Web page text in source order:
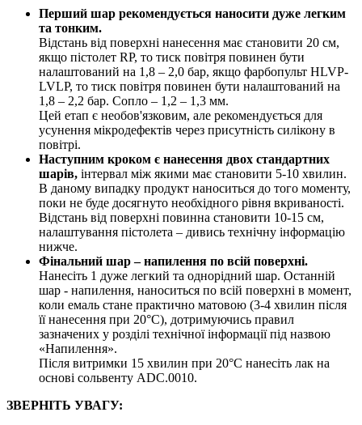
Перший шар рекомендується наносити дуже легким
та тонким.
Відстань від поверхні нанесення має становити 20 см,
якщо пістолет RP, то тиск повітря повинен бути
налаштований на 1,8 – 2,0 бар, якщо фарбопульт HLVP-
LVLP, то тиск повітря повинен бути налаштований на
1,8 – 2,2 бар. Сопло – 1,2 – 1,3 мм.
Цей етап є необов'язковим, але рекомендується для
усунення мікродефектів через присутність силікону в
повітрі.
Наступним кроком є нанесення двох стандартних
шарів, інтервал між якими має становити 5-10 хвилин.
В даному випадку продукт наноситься до того моменту,
поки не буде досягнуто необхідного рівня вкриваності.
Відстань від поверхні повинна становити 10-15 см,
налаштування пістолета – дивись технічну інформацію
нижче.
Фінальний шар – напилення по всій поверхні.
Нанесіть 1 дуже легкий та однорідний шар. Останній
шар - напилення, наноситься по всій поверхні в момент,
коли емаль стане практично матовою (3-4 хвилин після
її нанесення при 20°C), дотримуючись правил
зазначених у розділі технічної інформації під назвою
«Напилення».
Після витримки 15 хвилин при 20°C нанесіть лак на
основі сольвенту ADC.0010.
ЗВЕРНІТЬ УВАГУ: